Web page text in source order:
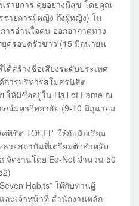
ายการ คุยอย่างมีสุข โดยคุณ
ายการผู้หญิง ถึงผู้หญิง) ใน
ารอ่านใจคน ออกอากาศทาง
ครอบครัวข่าว (15 มิถุนายน
ด้สร้างชื่อเสียงระดับประเทศ
การบริหารสโมสรนิสิต
ให้มีชื่ออยู่ใน Hall of Fame ณ
รณ์มหาวิทยาลัย (9-10 มิถุนายน
พิชิต TOEFL” ให้กับนักเรียน
ายสถาบันที่เตรียมตัวสำหรับ
จัดงานโดย Ed-Net จำนวน 50
Habits” ให้กับท่านผู้
ละเจ้าหน้าที่ สำนักงานหลัก